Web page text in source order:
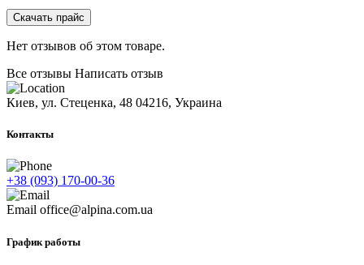
Скачать прайс
Нет отзывов об этом товаре.
Все отзывы Написать отзыв
Киев, ул. Стеценка, 48 04216, Украина
Контакты
+38 (093) 170-00-36
Email office@alpina.com.ua
График работы